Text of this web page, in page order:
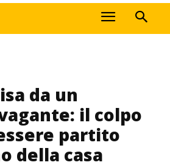
da un
il colpo
partito
della casa